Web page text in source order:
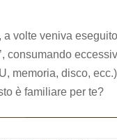
a volte veniva
consumando
memoria, disco,
è familiare per te?